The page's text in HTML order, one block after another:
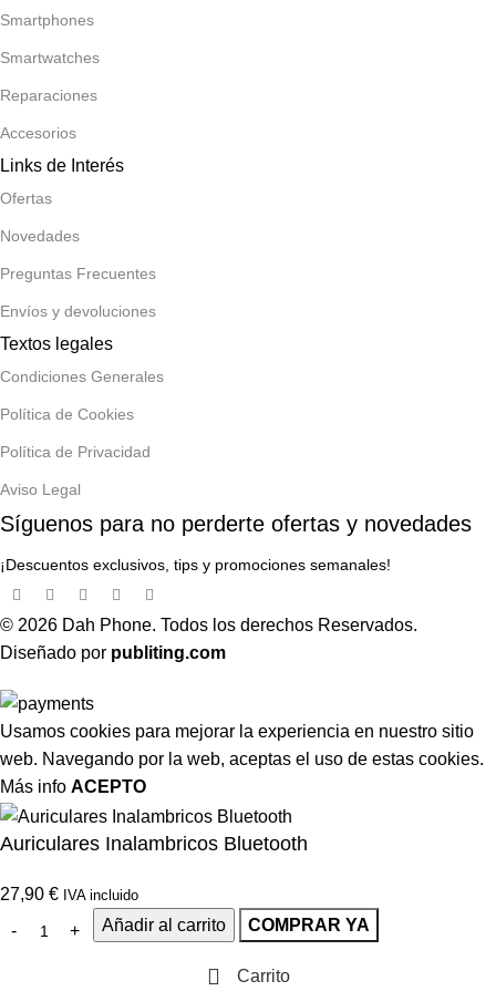
Smartphones
Smartwatches
Reparaciones
Accesorios
Links de Interés
Ofertas
Novedades
Preguntas Frecuentes
Envíos y devoluciones
Textos legales
Condiciones Generales
Política de Cookies
Política de Privacidad
Aviso Legal
Síguenos para no perderte ofertas y novedades
¡Descuentos exclusivos, tips y promociones semanales!
© 2026 Dah Phone. Todos los derechos Reservados.
Diseñado por publiting.com
Usamos cookies para mejorar la experiencia en nuestro sitio
web. Navegando por la web, aceptas el uso de estas cookies.
Más info ACEPTO
Auriculares Inalambricos Bluetooth
27,90 € IVA incluido
Añadir al carrito COMPRAR YA
Carrito